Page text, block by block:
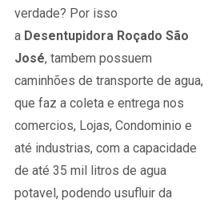
verdade? Por isso
a Desentupidora Roçado São
José, tambem possuem
caminhões de transporte de agua,
que faz a coleta e entrega nos
comercios, Lojas, Condominio e
até industrias, com a capacidade
de até 35 mil litros de agua
potavel, podendo usufluir da